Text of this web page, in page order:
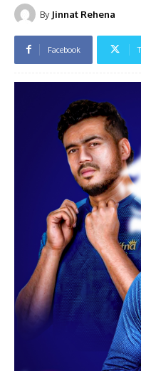
By Jinnat Rehena
Facebook